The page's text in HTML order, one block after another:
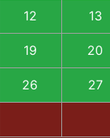
12 13
19 20
26 27